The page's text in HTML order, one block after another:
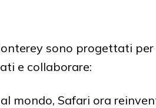
sono progettati
e collaborare:
mondo, Safari ora